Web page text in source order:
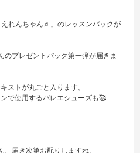
れんちゃん♬」のレッスンバックが
プレゼントバック第一弾が届きま
ストが丸ごと入ります。
で使用するバレエシューズも🥰
届き次第お配りしますね。